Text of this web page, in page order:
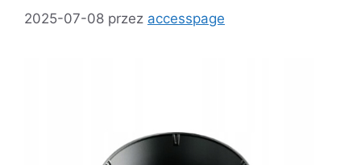
2025-07-08 przez accesspage